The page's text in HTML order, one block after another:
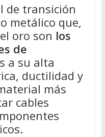
de transición
metálico que,
oro son los
de
a su alta
ductilidad y
más
cables